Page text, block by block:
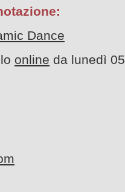
Dance
online da lunedì